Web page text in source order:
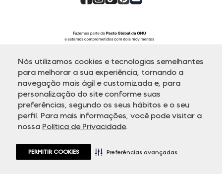
Nós utilizamos cookies e tecnologias semelhantes
para melhorar a sua experiência, tornando a
navegação mais ágil e customizada e, para
personalização do site conforme suas
preferências, segundo os seus hábitos e o seu
perfil. Para mais informações, você pode visitar a
nossa Política de Privacidade.
PERMITIR COOKIES Preferências avançadas
© Copyright 2000-2026 - Todos os direitos reservados. A Dudalina
promoções e disponibilidade de estoque a qualquer momento.
Em caso de dúvidas:0800 770 5510.
Horário de Atendimentodas 8h às 20h de segunda a sexta-feira e